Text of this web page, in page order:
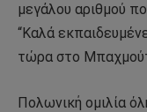
μεγάλου αριθμού
“Καλά
τώρα στο
Πολωνική ομιλία